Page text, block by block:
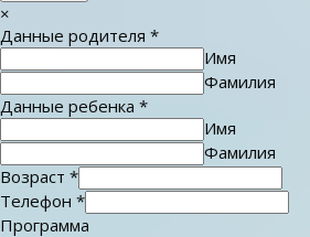
×
Данные родителя *
Имя
Фамилия
Данные ребенка *
Имя
Фамилия
Возраст *
Телефон *
Программа